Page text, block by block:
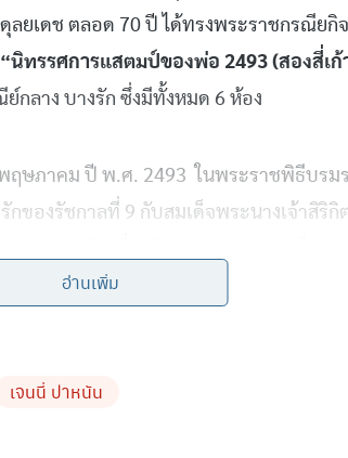
เดช ตลอด 70 ปี ได้ทรงพระราชกรณียกิ
“นิทรรศการแสตมป์ของพ่อ 2493 (สองสี่เ
กลาง บางรัก ซึ่งมีทั้งหมด 6 ห้อง
ฤษภาคม ปี พ.ศ. 2493 ในพระราชพิธีบรม
กของรัชกาลที่ 9 กับสมเด็จพระนางเจ้าสิริ
ของคนไทย ห้องที่ 4 เป็นห้องที่ชื่อว่า
กาสฉลองสิริราชสมบัติครบ 70 ปี มีความยาว
อ่านเพิ่ม
เจนนี่ ปาหนัน